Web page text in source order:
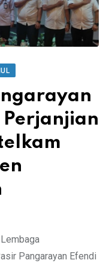
Perjanjian
Pangarayan Efendi